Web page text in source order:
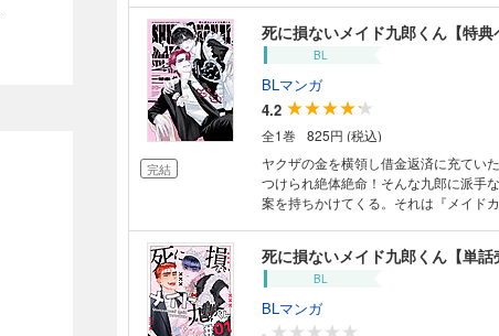
の強力なフェロモンにより強制的にヒ
完結
死に損ないメイド九郎くん【特典
BL
BLマンガ
4.2
全1巻
825円 (税込)
ヤクザの金を横領し借金返済に充てい
つけられ絶体絶命！そんな九郎に派手
案を持ちかけてくる。それは『メイド
嗣久の家で飼われることになり、初キ
し！？利子としては高すぎる地獄のよ
九郎は嗣久の言動ひとつひとつに心を
死に損ないメイド九郎くん【単話
BL
BLマンガ